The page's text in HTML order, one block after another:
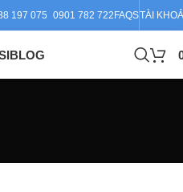
197 075 0901 782 722 FAQSTÀI
BLOG